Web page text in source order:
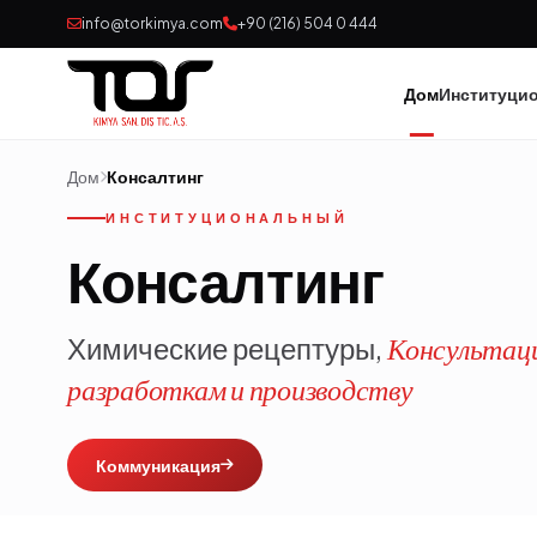
info@torkimya.com +90 (216) 504 0 444
Дом
Дом Консалтинг
ИНСТИТУЦИОНАЛЬНЫЙ
Консалтинг
Химические рецептуры,
разработкам и производству
Коммуникация